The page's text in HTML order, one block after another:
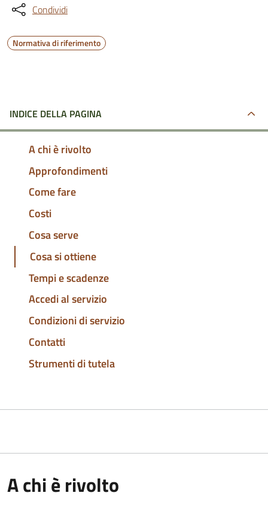
Condividi
Normativa di riferimento
INDICE DELLA PAGINA
A chi è rivolto
Approfondimenti
Come fare
Costi
Cosa serve
Cosa si ottiene
Tempi e scadenze
Accedi al servizio
Condizioni di servizio
Contatti
Strumenti di tutela
A chi è rivolto